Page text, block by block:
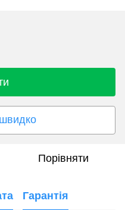
Порівняти
Гарантія